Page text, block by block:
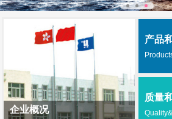
企业概况
产品
质量